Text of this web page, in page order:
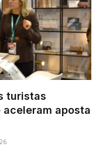
turistas
aceleram aposta